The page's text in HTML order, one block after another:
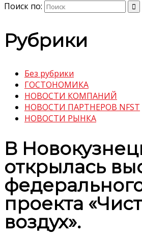
Поиск по:
Рубрики
Без рубрики
ГОСТОНОМИКА
НОВОСТИ КОМПАНИЙ
НОВОСТИ ПАРТНЕРОВ NFST
НОВОСТИ РЫНКА
В
открылась
проекта
воздух».